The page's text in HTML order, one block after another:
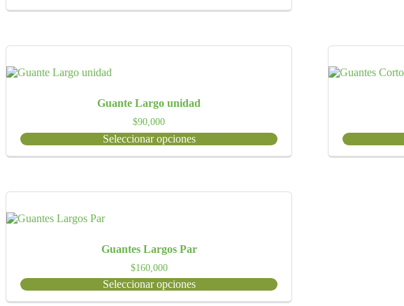
Guante Largo unidad
$90,000
Seleccionar opciones
Guantes Largos Par
$160,000
Seleccionar opciones